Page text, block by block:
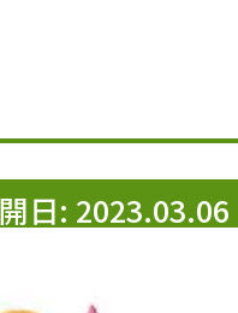
日: 2023.03.06